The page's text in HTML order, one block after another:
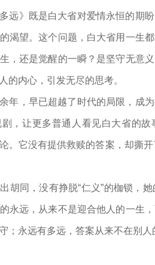
远》既是白大省对爱情永恒的期
渴望。这个问题，白大省用一生
，还是觉醒的一瞬？是坚守无意
的内心，引发无尽的思考。
年，早已超越了时代的局限，成
，让更多普通人看见白大省的
。它没有提供救赎的答案，却撕
胡同，没有挣脱“仁义”的枷锁，
永远，从来不是迎合他人的一生
；永远有多远，答案从来不在别人